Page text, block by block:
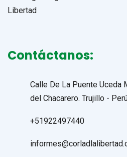
Contáctanos:
Calle De La Puente Uceda
del Chacarero. Trujillo -
+51922497440